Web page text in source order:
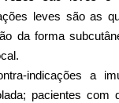
leves são as
da forma
indicações a
pacientes com